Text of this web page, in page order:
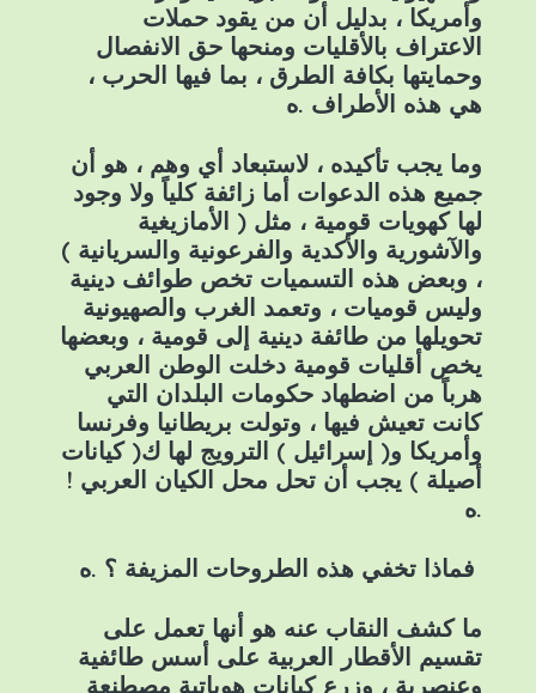
وأمريكا ، بدليل أن من يقود حملات
الاعتراف بالأقليات ومنحها حق الانفصال
وحمايتها بكافة الطرق ، بما فيها الحرب ،
هي هذه الأطراف .ه
وما يجب تأكيده ، لاستبعاد أي وهم ، هو أن
جميع هذه الدعوات أما زائفة كلياً ولا وجود
لها كهويات قومية ، مثل ( الأمازيغية
والآشورية والأكدية والفرعونية والسريانية )
، وبعض هذه التسميات تخص طوائف دينية
وليس قوميات ، وتعمد الغرب والصهيونية
تحويلها من طائفة دينية إلى قومية ، وبعضها
يخص أقليات قومية دخلت الوطن العربي
هرباً من اضطهاد حكومات البلدان التي
كانت تعيش فيها ، وتولت بريطانيا وفرنسا
وأمريكا و( إسرائيل ) الترويج لها ك( كيانات
أصيلة ) يجب أن تحل محل الكيان العربي !
.ه
ما كشف النقاب عنه هو أنها تعمل على
تقسيم الأقطار العربية على أسس طائفية
وعنصرية ، وزرع كيانات هوياتية مصطنعة